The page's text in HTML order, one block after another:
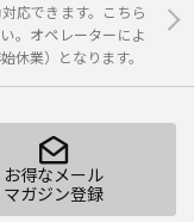
応できます。こちら
。オペレーターによ
休業）となります。
お得なメール
マガジン登録